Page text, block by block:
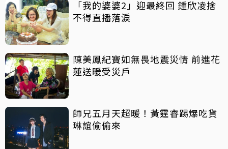
「我的婆婆2」迎最終回 鍾欣凌捨
不得直播落淚
陳美鳳紀寶如無畏地震災情 前進花
蓮送暖受災戶
師兄五月天超暖！黃霆睿踢爆吃貨
琳誼偷偷來